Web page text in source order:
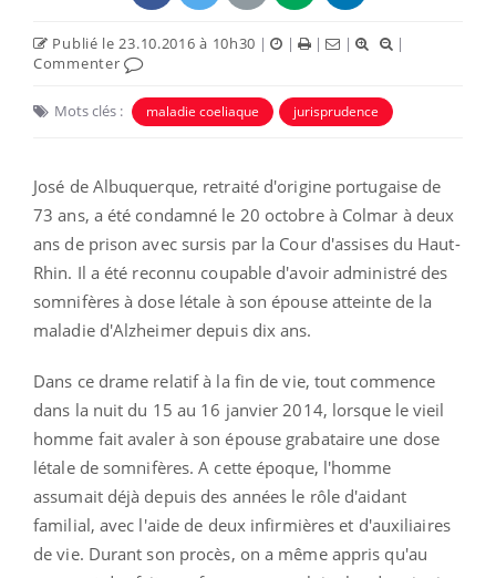
Publié le 23.10.2016 à 10h30 | | | |
|
Commenter
Mots clés : maladie coeliaque jurisprudence
José de Albuquerque, retraité d'origine portugaise de
73 ans, a été condamné le 20 octobre à Colmar à deux
ans de prison avec sursis par la Cour d'assises du Haut-
Rhin. Il a été reconnu coupable d'avoir administré des
somnifères à dose létale à son épouse atteinte de la
maladie d'Alzheimer depuis dix ans.
Dans ce drame relatif à la fin de vie, tout commence
dans la nuit du 15 au 16 janvier 2014, lorsque le vieil
homme fait avaler à son épouse grabataire une dose
létale de somnifères. A cette époque, l'homme
assumait déjà depuis des années le rôle d'aidant
familial, avec l'aide de deux infirmières et d'auxiliaires
de vie. Durant son procès, on a même appris qu'au